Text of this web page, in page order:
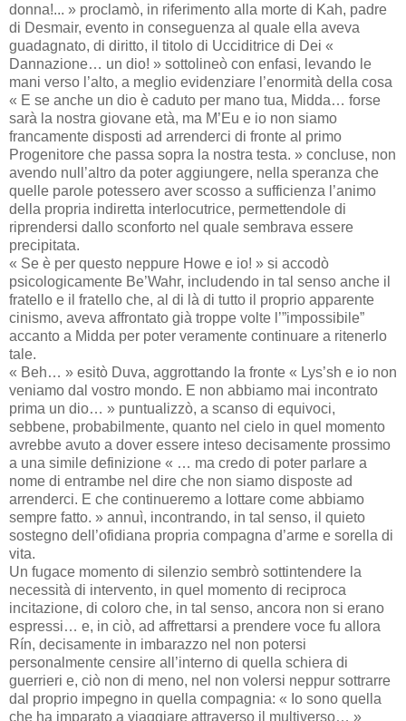
donna!... » proclamò, in riferimento alla morte di Kah, padre
di Desmair, evento in conseguenza al quale ella aveva
guadagnato, di diritto, il titolo di Ucciditrice di Dei «
Dannazione… un dio! » sottolineò con enfasi, levando le
mani verso l’alto, a meglio evidenziare l’enormità della cosa
« E se anche un dio è caduto per mano tua, Midda… forse
sarà la nostra giovane età, ma M’Eu e io non siamo
francamente disposti ad arrenderci di fronte al primo
Progenitore che passa sopra la nostra testa. » concluse, non
avendo null’altro da poter aggiungere, nella speranza che
quelle parole potessero aver scosso a sufficienza l’animo
della propria indiretta interlocutrice, permettendole di
riprendersi dallo sconforto nel quale sembrava essere
precipitata.
« Se è per questo neppure Howe e io! » si accodò
psicologicamente Be’Wahr, includendo in tal senso anche il
fratello e il fratello che, al di là di tutto il proprio apparente
cinismo, aveva affrontato già troppe volte l’”impossibile”
accanto a Midda per poter veramente continuare a ritenerlo
tale.
« Beh… » esitò Duva, aggrottando la fronte « Lys’sh e io non
veniamo dal vostro mondo. E non abbiamo mai incontrato
prima un dio… » puntualizzò, a scanso di equivoci,
sebbene, probabilmente, quanto nel cielo in quel momento
avrebbe avuto a dover essere inteso decisamente prossimo
a una simile definizione « … ma credo di poter parlare a
nome di entrambe nel dire che non siamo disposte ad
arrenderci. E che continueremo a lottare come abbiamo
sempre fatto. » annuì, incontrando, in tal senso, il quieto
sostegno dell’ofidiana propria compagna d’arme e sorella di
vita.
Un fugace momento di silenzio sembrò sottintendere la
necessità di intervento, in quel momento di reciproca
incitazione, di coloro che, in tal senso, ancora non si erano
espressi… e, in ciò, ad affrettarsi a prendere voce fu allora
Rín, decisamente in imbarazzo nel non potersi
personalmente censire all’interno di quella schiera di
guerrieri e, ciò non di meno, nel non volersi neppur sottrarre
dal proprio impegno in quella compagnia: « Io sono quella
che ha imparato a viaggiare attraverso il multiverso… »